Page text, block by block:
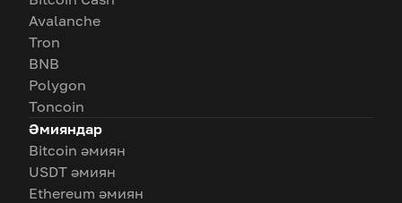
Avalanche
Tron
BNB
Polygon
Toncoin
Әмияндар
Bitcoin әмиян
USDT әмиян
Ethereum әмиян